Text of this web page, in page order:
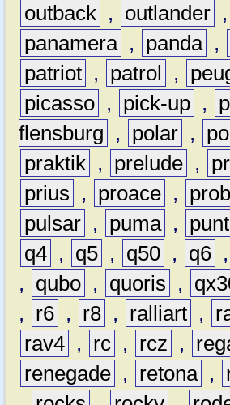
outback , outlander ,
panamera , panda ,
patriot , patrol ,
picasso , pick-up ,
flensburg
, polar ,
praktik , prelude ,
prius
, proace ,
pulsar , puma ,
q4 , q5 , q50 , q6 ,
,
qubo , quoris ,
,
r6 , r8 , ralliart ,
rav4 , rc , rcz ,
renegade , retona ,